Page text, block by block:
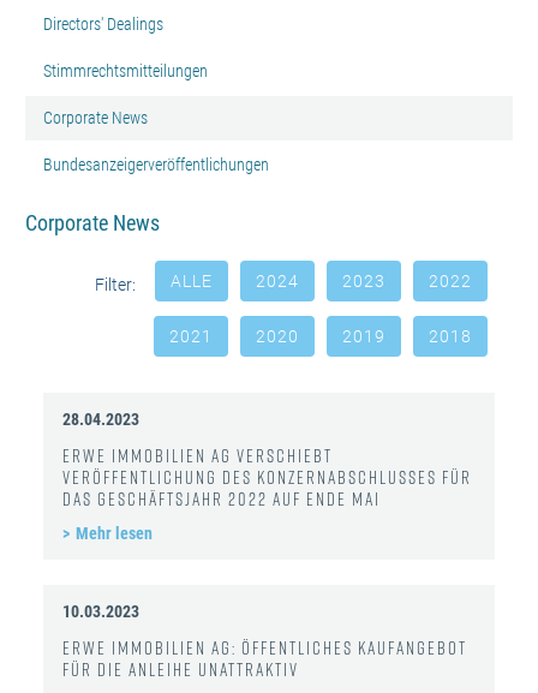
Directors' Dealings
Stimmrechtsmitteilungen
Corporate News
Bundesanzeigerveröffentlichungen
Corporate News
Filter: ALLE 2024 2023 2022
2021 2020 2019 2018
28.04.2023
ERWE Immobilien AG verschiebt
Veröffentlichung des Konzernabschlusses für
das Geschäftsjahr 2022 auf Ende Mai
Mehr lesen
10.03.2023
ERWE Immobilien AG: Öffentliches Kaufangebot
für die Anleihe unattraktiv